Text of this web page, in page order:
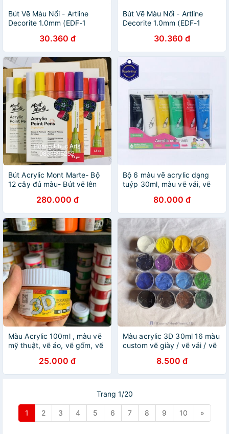
Bút Vẽ Màu Nổi - Artline
Decorite 1.0mm (EDF-1
30.360 đ
Bút Vẽ Màu Nổi - Artline
Decorite 1.0mm (EDF-1
30.360 đ
Bút Acrylic Mont Marte- Bộ
12 cây đủ màu- Bút vẽ lên
280.000 đ
Bộ 6 màu vẽ acrylic dạng
tuýp 30ml, màu vẽ vải, vẽ
nhiều chất liệu80.000 đ
Màu Acrylic 100ml , màu vẽ
mỹ thuật, vẽ áo, vẽ gốm, vẽ
tường, canva.25.000 đ
Màu acrylic 3D 30ml 16 màu
custom vẽ giày / vẽ vải / vẽ
/ decor trang trí
8.500 đ
Trang 1/20
1 2 3 4 5 6 7 8 9 10 »